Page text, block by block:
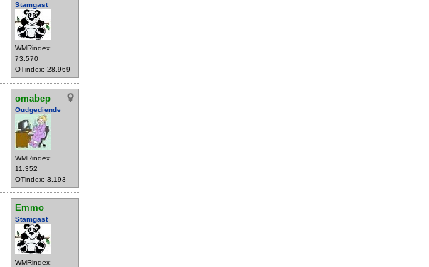
Stamgast
WMRindex:
73.570
OTindex: 28.969
omabep
Oudgediende
WMRindex:
11.352
OTindex: 3.193
Emmo
Stamgast
WMRindex: